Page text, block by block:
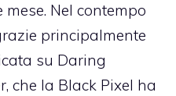
Nel contempo
principalmente
su Daring
, che la Black Pixel ha